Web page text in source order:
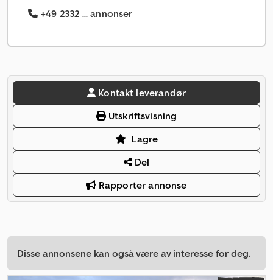
+49 2332 ... annonser
Kontakt leverandør
Utskriftsvisning
Lagre
Del
Rapporter annonse
Disse annonsene kan også være av interesse for deg.